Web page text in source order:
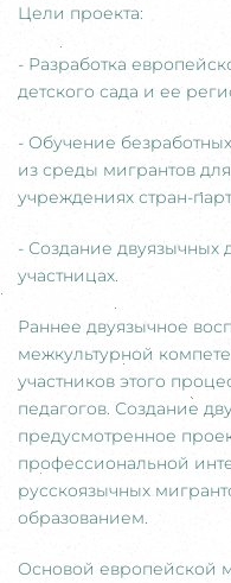
Цели проекта:
- Разработка
детского сада и ее
- Обучение
из среды мигрантов
учреждениях стран-
- Создание двуязычных
участницах.
Раннее двуязычное
межкультурной
участников этого
педагогов. Создание
предусмотренное
профессиональной
русскоязычных
образованием.
Основой европейской